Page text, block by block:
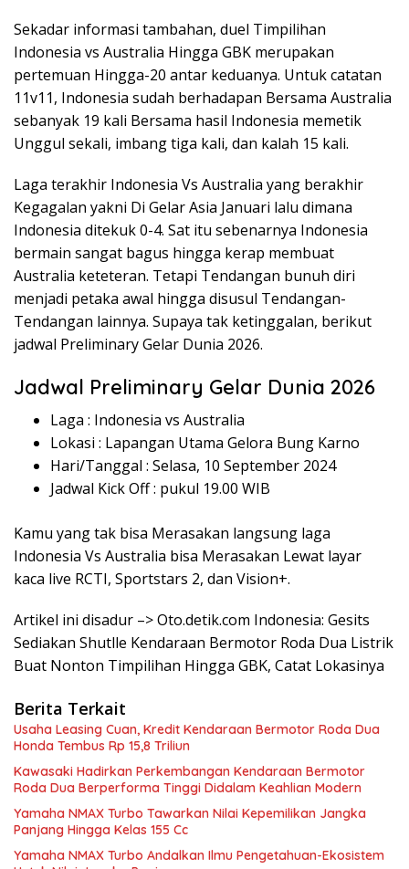
Sekadar informasi tambahan, duel Timpilihan
Indonesia vs Australia Hingga GBK merupakan
pertemuan Hingga-20 antar keduanya. Untuk catatan
11v11, Indonesia sudah berhadapan Bersama Australia
sebanyak 19 kali Bersama hasil Indonesia memetik
Unggul sekali, imbang tiga kali, dan kalah 15 kali.
Laga terakhir Indonesia Vs Australia yang berakhir
Kegagalan yakni Di Gelar Asia Januari lalu dimana
Indonesia ditekuk 0-4. Sat itu sebenarnya Indonesia
bermain sangat bagus hingga kerap membuat
Australia keteteran. Tetapi Tendangan bunuh diri
menjadi petaka awal hingga disusul Tendangan-
Tendangan lainnya. Supaya tak ketinggalan, berikut
jadwal Preliminary Gelar Dunia 2026.
Jadwal Preliminary Gelar Dunia 2026
Laga : Indonesia vs Australia
Lokasi : Lapangan Utama Gelora Bung Karno
Hari/Tanggal : Selasa, 10 September 2024
Jadwal Kick Off : pukul 19.00 WIB
Kamu yang tak bisa Merasakan langsung laga
Indonesia Vs Australia bisa Merasakan Lewat layar
kaca live RCTI, Sportstars 2, dan Vision+.
Artikel ini disadur –> Oto.detik.com Indonesia: Gesits
Sediakan Shutlle Kendaraan Bermotor Roda Dua Listrik
Buat Nonton Timpilihan Hingga GBK, Catat Lokasinya
Berita Terkait
Usaha Leasing Cuan, Kredit Kendaraan Bermotor Roda Dua
Honda Tembus Rp 15,8 Triliun
Kawasaki Hadirkan Perkembangan Kendaraan Bermotor
Roda Dua Berperforma Tinggi Didalam Keahlian Modern
Yamaha NMAX Turbo Tawarkan Nilai Kepemilikan Jangka
Panjang Hingga Kelas 155 Cc
Yamaha NMAX Turbo Andalkan Ilmu Pengetahuan-Ekosistem